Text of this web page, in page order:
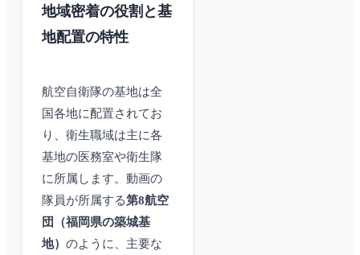
地域密着の役割と基
地配置の特性
航空自衛隊の基地は全
国各地に配置されてお
り、衛生職域は主に各
基地の医務室や衛生隊
に所属します。動画の
隊員が所属する第8航空
団（福岡県の築城基
地） のように、主要な